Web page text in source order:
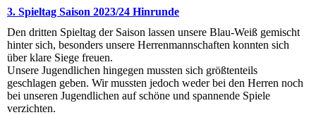
3. Spieltag Saison 2023/24 Hinrunde
Den dritten Spieltag der Saison lassen unsere Blau-Weiß gemischt
hinter sich, besonders unsere Herrenmannschaften konnten sich
über klare Siege freuen.
Unsere Jugendlichen hingegen mussten sich größtenteils
geschlagen geben. Wir mussten jedoch weder bei den Herren noch
bei unseren Jugendlichen auf schöne und spannende Spiele
verzichten.